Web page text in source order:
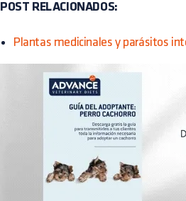
POST RELACIONADOS:
Plantas medicinales y parásitos